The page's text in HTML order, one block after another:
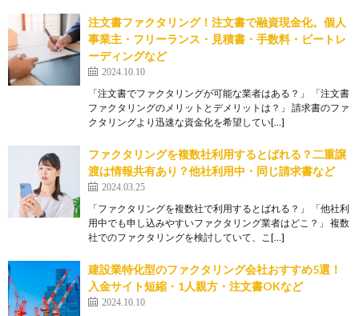
注文書ファクタリング！注文書で融資現金化。個人
事業主・フリーランス・見積書・手数料・ビートレ
ーディングなど
2024.10.10
「注文書でファクタリングが可能な業者はある？」 「注文書
ファクタリングのメリットとデメリットは？」 請求書のファ
クタリングより迅速な資金化を希望してい[…]
ファクタリングを複数社利用するとばれる？二重譲
渡は情報共有あり？他社利用中・同じ請求書など
2024.03.25
「ファクタリングを複数社で利用するとばれる？」 「他社利
用中でも申し込みやすいファクタリング業者はどこ？」 複数
社でのファクタリングを検討していて、こ[…]
建設業特化型のファクタリング会社おすすめ5選！
入金サイト短縮・1人親方・注文書OKなど
2024.10.10